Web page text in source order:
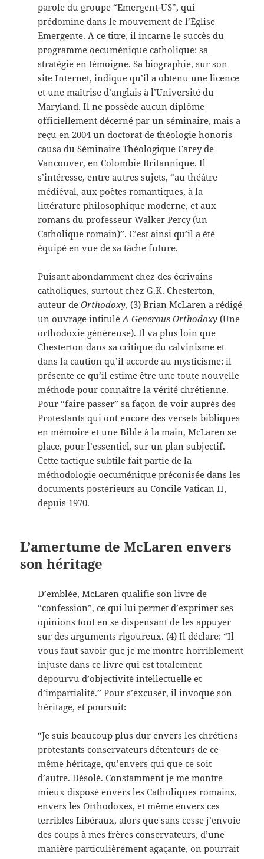
parole du groupe “Emergent-US”, qui
prédomine dans le mouvement de l’Église
Emergente. A ce titre, il incarne le succès du
programme oecuménique catholique: sa
stratégie en témoigne. Sa biographie, sur son
site Internet, indique qu’il a obtenu une licence
et une maîtrise d’anglais à l’Université du
Maryland. Il ne possède aucun diplôme
officiellement décerné par un séminaire, mais a
reçu en 2004 un doctorat de théologie honoris
causa du Séminaire Théologique Carey de
Vancouver, en Colombie Britannique. Il
s’intéresse, entre autres sujets, “au théâtre
médiéval, aux poètes romantiques, à la
littérature philosophique moderne, et aux
romans du professeur Walker Percy (un
Catholique romain)”. C’est ainsi qu’il a été
équipé en vue de sa tâche future.
Puisant abondamment chez des écrivains
catholiques, surtout chez G.K. Chesterton,
auteur deOrthodoxy, (3) Brian McLaren a rédigé
un ouvrage intituléA Generous Orthodoxy(Une
orthodoxie généreuse). Il va plus loin que
Chesterton dans sa critique du calvinisme et
dans la caution qu’il accorde au mysticisme: il
présente ce qu’il estime être une toute nouvelle
méthode pour connaître la vérité chrétienne.
Pour “faire passer” sa façon de voir auprès des
Protestants qui ont encore des versets bibliques
en mémoire et une Bible à la main, McLaren se
place, pour l’essentiel, sur un plan subjectif.
Cette tactique subtile fait partie de la
méthodologie oecuménique préconisée dans les
documents postérieurs au Concile Vatican II,
depuis 1970.
L’amertume de McLaren envers
son héritage
D’emblée, McLaren qualifie son livre de
“confession”, ce qui lui permet d’exprimer ses
opinions tout en se dispensant de les appuyer
sur des arguments rigoureux. (4) Il déclare: “Il
vous faut savoir que je me montre horriblement
injuste dans ce livre qui est totalement
dépourvu d’objectivité intellectuelle et
d’impartialité.” Pour s’excuser, il invoque son
héritage, et poursuit:
“Je suis beaucoup plus dur envers les chrétiens
protestants conservateurs détenteurs de ce
même héritage, qu’envers qui que ce soit
d’autre. Désolé. Constamment je me montre
mieux disposé envers les Catholiques romains,
envers les Orthodoxes, et même envers ces
terribles Libéraux, alors que sans cesse j’envoie
des coups à mes frères conservateurs, d’une
manière particulièrement agaçante, on pourrait